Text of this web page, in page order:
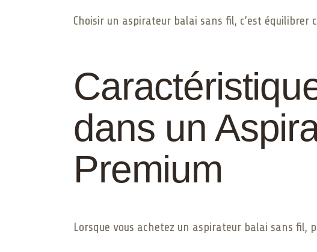
Choisir un aspirateur balai sans fil, c’est
dans un
Premium
Lorsque vous achetez un aspirateur balai sans fil,